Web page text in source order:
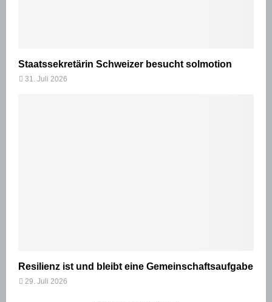
Staatssekretärin Schweizer besucht solmotion
31. Juli 2026
Resilienz ist und bleibt eine Gemeinschaftsaufgabe
29. Juli 2026